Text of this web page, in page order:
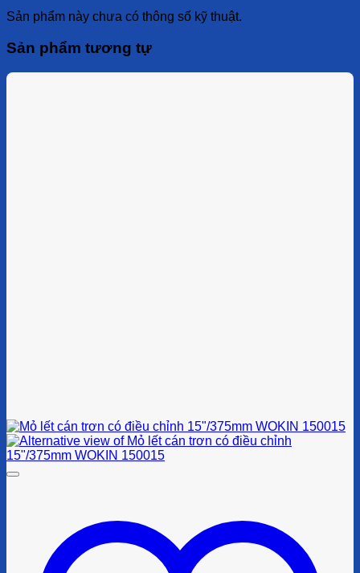
Sản phẩm này chưa có thông số kỹ thuật.
Sản phẩm tương tự